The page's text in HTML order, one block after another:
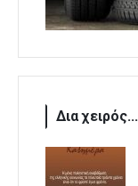
Δια χειρός...